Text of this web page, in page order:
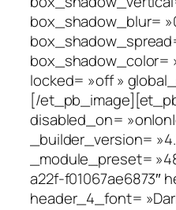
box_shadow_blur=
box_shadow_color=
locked= »off »
[/
disabled_on=
_builder_version=
_module_preset=
a22f-f01067ae6873″
header_4_font=